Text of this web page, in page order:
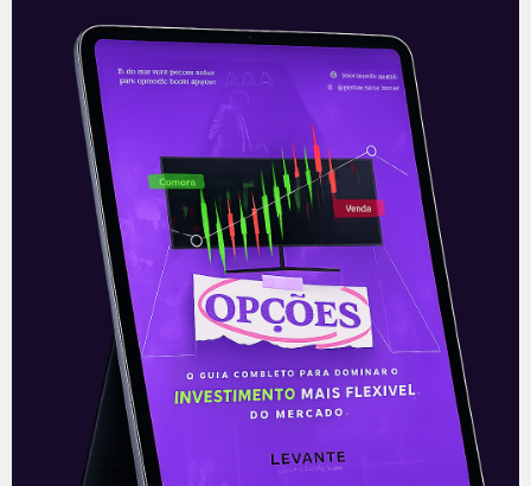
Sequoia Log (SEQL3): Follow-
on pelo dobro do valor do IPO
A Sequoia, companhia de infraestrutura e
serviços logísticos com foco no e-
commerce, emplacou uma oferta
subsequente de ações (follow-on), desta
vez com o dobro do
Leia mais
16/04/2021